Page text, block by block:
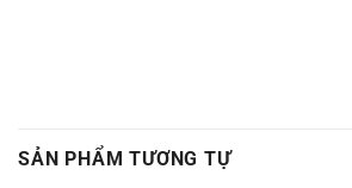
SẢN PHẨM TƯƠNG TỰ